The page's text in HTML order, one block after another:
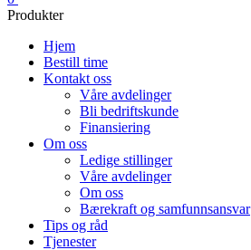
Produkter
Hjem
Bestill time
Kontakt oss
Våre avdelinger
Bli bedriftskunde
Finansiering
Om oss
Ledige stillinger
Våre avdelinger
Om oss
Bærekraft og samfunnsansvar
Tips og råd
Tjenester